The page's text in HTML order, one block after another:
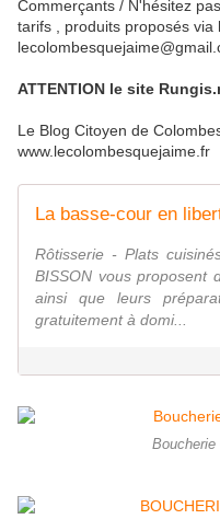
Commerçants / N'hésitez
tarifs , produits proposés via
ATTENTION le site
Le Blog Citoyen de
www.lecolombesquejaime.fr
La basse-cour en
Rôtisserie - Plats
BISSON vous proposent
ainsi que leurs
gratuitement à domi...